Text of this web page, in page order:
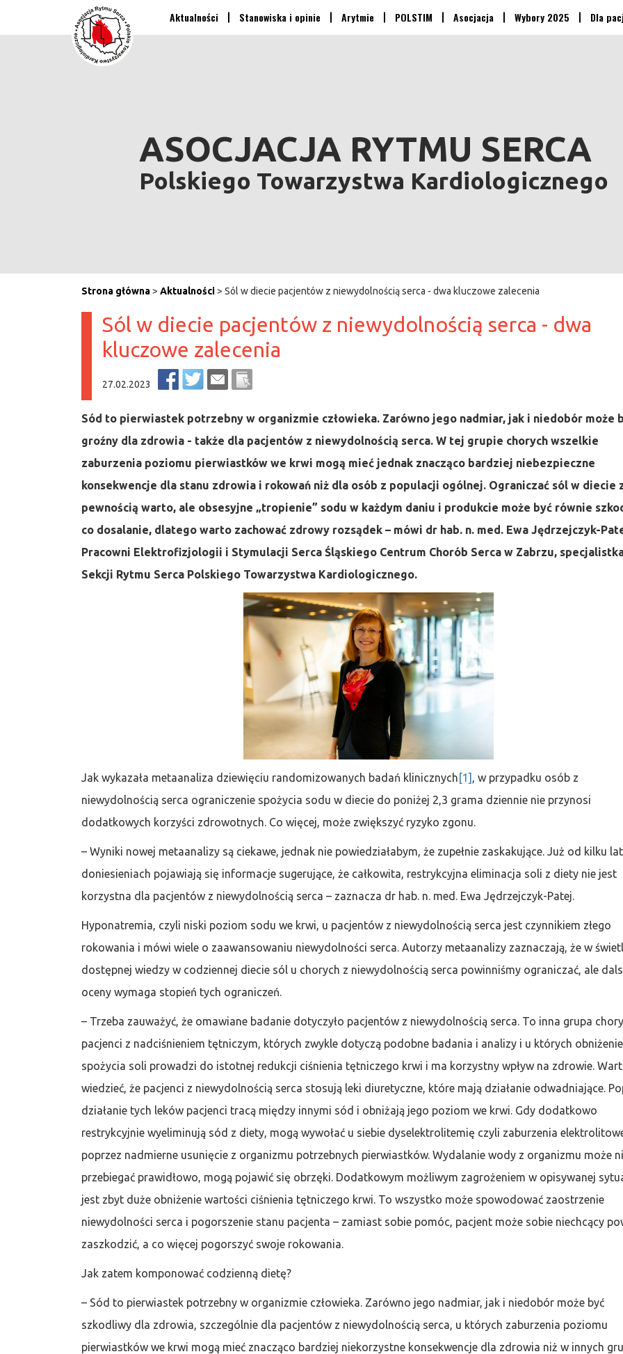
Aktualności Stanowiska i opinie Arytmie POLSTIM Asocjacja Wybory 2025 Dla
ASOCJACJA RYTMU SERCA
Polskiego Towarzystwa Kardiologicznego
Strona główna> Aktualności> Sól w diecie pacjentów z niewydolnością serca - dwa kluczowe zalecenia
Sól w diecie pacjentów z niewydolnością serca - dwa
kluczowe zalecenia
27.02.2023
Sód to pierwiastek potrzebny w organizmie człowieka. Zarówno jego nadmiar, jak i niedobór może
groźny dla zdrowia - także dla pacjentów z niewydolnością serca. W tej grupie chorych wszelkie
zaburzenia poziomu pierwiastków we krwi mogą mieć jednak znacząco bardziej niebezpieczne
konsekwencje dla stanu zdrowia i rokowań niż dla osób z populacji ogólnej. Ograniczać sól w diecie
pewnością warto, ale obsesyjne „tropienie” sodu w każdym daniu i produkcie może być równie
co dosalanie, dlatego warto zachować zdrowy rozsądek – mówi dr hab. n. med. Ewa Jędrzejczyk-
Pracowni Elektrofizjologii i Stymulacji Serca Śląskiego Centrum Chorób Serca w Zabrzu,
Sekcji Rytmu Serca Polskiego Towarzystwa Kardiologicznego.
Jak wykazała metaanaliza dziewięciu randomizowanych badań klinicznych [1] , w przypadku osób z
niewydolnością serca ograniczenie spożycia sodu w diecie do poniżej 2,3 grama dziennie nie przynosi
dodatkowych korzyści zdrowotnych. Co więcej, może zwiększyć ryzyko zgonu.
– Wyniki nowej metaanalizy są ciekawe, jednak nie powiedziałabym, że zupełnie zaskakujące. Już od kilku
doniesieniach pojawiają się informacje sugerujące, że całkowita, restrykcyjna eliminacja soli z diety nie jest
korzystna dla pacjentów z niewydolnością serca – zaznacza dr hab. n. med. Ewa Jędrzejczyk-Patej.
Hyponatremia, czyli niski poziom sodu we krwi, u pacjentów z niewydolnością serca jest czynnikiem złego
rokowania i mówi wiele o zaawansowaniu niewydolności serca. Autorzy metaanalizy zaznaczają, że w
dostępnej wiedzy w codziennej diecie sól u chorych z niewydolnością serca powinniśmy ograniczać, ale
oceny wymaga stopień tych ograniczeń.
– Trzeba zauważyć, że omawiane badanie dotyczyło pacjentów z niewydolnością serca. To inna grupa
pacjenci z nadciśnieniem tętniczym, których zwykle dotyczą podobne badania i analizy i u których obniżenie
spożycia soli prowadzi do istotnej redukcji ciśnienia tętniczego krwi i ma korzystny wpływ na zdrowie.
wiedzieć, że pacjenci z niewydolnością serca stosują leki diuretyczne, które mają działanie odwadniające.
działanie tych leków pacjenci tracą między innymi sód i obniżają jego poziom we krwi. Gdy dodatkowo
restrykcyjnie wyeliminują sód z diety, mogą wywołać u siebie dyselektrolitemię czyli zaburzenia
poprzez nadmierne usunięcie z organizmu potrzebnych pierwiastków. Wydalanie wody z organizmu może
przebiegać prawidłowo, mogą pojawić się obrzęki. Dodatkowym możliwym zagrożeniem w opisywanej
jest zbyt duże obniżenie wartości ciśnienia tętniczego krwi. To wszystko może spowodować zaostrzenie
niewydolności serca i pogorszenie stanu pacjenta – zamiast sobie pomóc, pacjent może sobie niechcący
zaszkodzić, a co więcej pogorszyć swoje rokowania.
Jak zatem komponować codzienną dietę?
– Sód to pierwiastek potrzebny w organizmie człowieka. Zarówno jego nadmiar, jak i niedobór może być
szkodliwy dla zdrowia, szczególnie dla pacjentów z niewydolnością serca, u których zaburzenia poziomu
pierwiastków we krwi mogą mieć znacząco bardziej niekorzystne konsekwencje dla zdrowia niż w innych